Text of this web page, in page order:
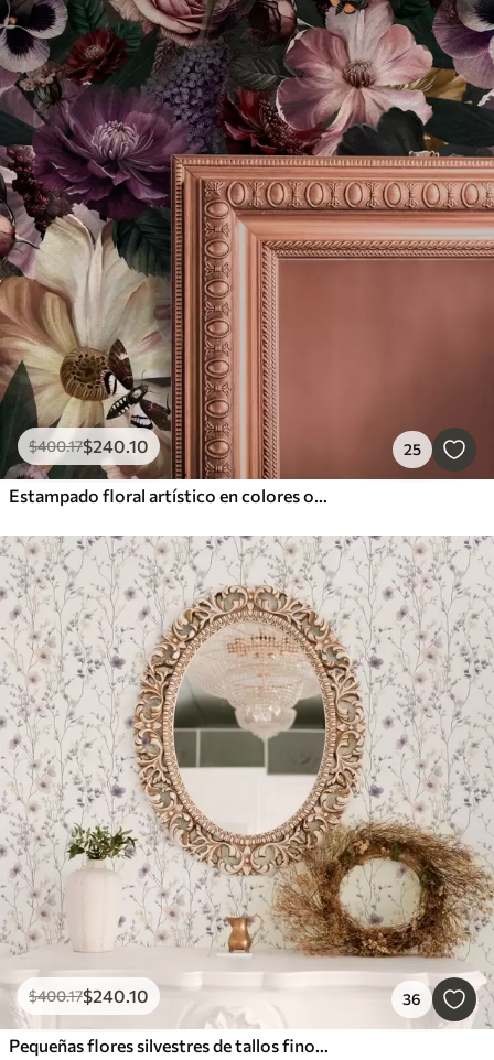
$400.17$240.10 25
Estampado floral artístico en colores oscuros
$400.17$240.10 36
Pequeñas flores silvestres de tallos finos sobre fondo claro